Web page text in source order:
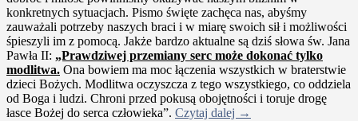
konkretnych sytuacjach. Pismo święte zachęca nas, abyśmy
zauważali potrzeby naszych braci i w miarę swoich sił i możliwości
śpieszyli im z pomocą. Jakże bardzo aktualne są dziś słowa św. Jana
Pawła II: „Prawdziwej przemiany serc może dokonać tylko
modlitwa. Ona bowiem ma moc łączenia wszystkich w braterstwie
dzieci Bożych. Modlitwa oczyszcza z tego wszystkiego, co oddziela
od Boga i ludzi. Chroni przed pokusą obojętności i toruje drogę
łasce Bożej do serca człowieka”. Czytaj dalej →